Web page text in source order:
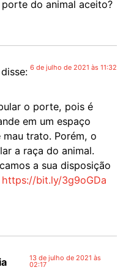
do animal aceito?
disse: 6 de julho de 2021 às 11:32
o porte, pois é
em um espaço
trato. Porém, o
a raça do animal.
a sua disposição
https://bit.ly/3g9oGDa
13 de julho de 2021 às
02:17